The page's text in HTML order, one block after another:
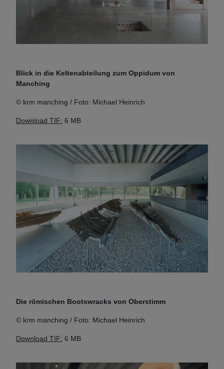
Blick in die Keltenabteilung zum Oppidum von
Manching
© krm manching / Foto: Michael Heinrich
Download TIF: 6 MB
Die römischen Bootswracks von Oberstimm
© krm manching / Foto: Michael Heinrich
Download TIF: 6 MB